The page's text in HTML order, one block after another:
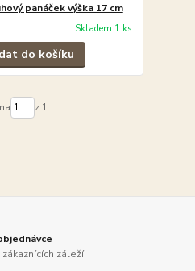
panáček výška 17 cm
Skladem 1 ks
do košíku
z 1
záleží